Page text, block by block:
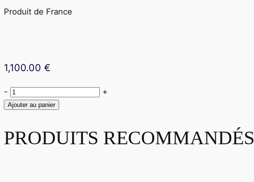
Produit de France
1,100.00 €
- quantité
de
Émilion
+
Ajouter au panier
PRODUITS RECOMMANDÉS